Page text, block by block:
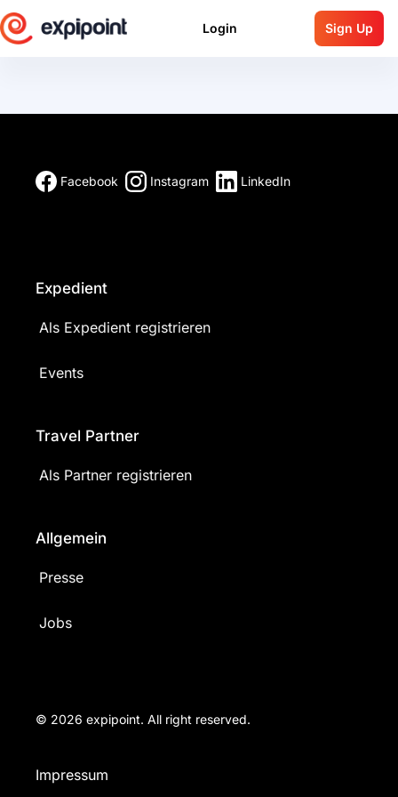
Login Sign Up
Facebook Instagram LinkedIn
Expedient
Als Expedient registrieren
Events
Travel Partner
Als Partner registrieren
Allgemein
Presse
Jobs
© 2026 expipoint. All right reserved.
Impressum